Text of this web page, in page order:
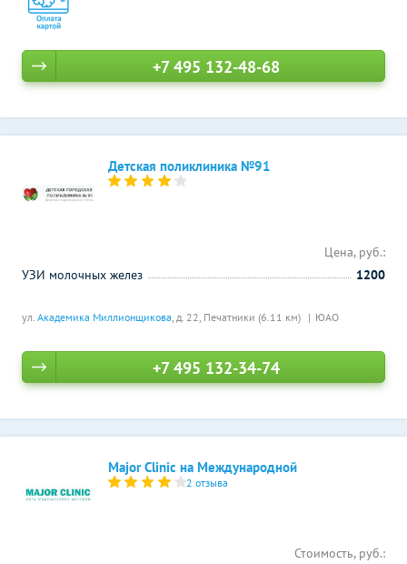
+7 495 132-48-68
Детская поликлиника №91
ул. Академика Миллионщикова, д. 22, Печатники (6.11 км) ЮАО
Цена, руб.:
УЗИ молочных желез
1200
+7 495 132-34-74
Major Clinic на Международной
2 отзыва
Стоимость, руб.: